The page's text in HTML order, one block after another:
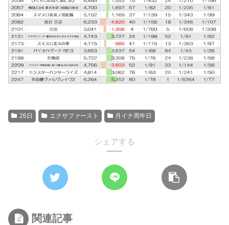
26日 エクサファースト 月イチ周年日
シェアする
関連記事